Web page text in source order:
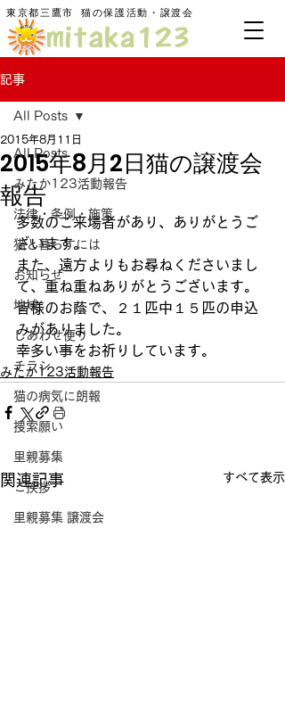
東京都三鷹市 ​猫の保護活動・譲渡会
記事
All Posts
みたか123活動報告
法律・条例・施策
猫と暮らすには
お知らせ
地域
しあわせ便り
チラシ
猫の病気に朗報
捜索願い
里親募集
ご挨拶
里親募集 譲渡会
All Posts
2015年8月2日猫の譲渡会
報告
2015年8月11日
多数のご来場者があり、ありがとうご
ざいます。
また、遠方よりもお尋ねくださいまし
て、重ね重ねありがとうございます。
皆様のお蔭で、２１匹中１５匹の申込
みがありました。
幸多い事をお祈りしています。
みたか123活動報告
関連記事 すべて表示